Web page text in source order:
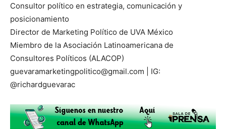
Consultor político en estrategia, comunicación y
posicionamiento
Director de Marketing Político de UVA México
Miembro de la Asociación Latinoamericana de
Consultores Políticos (ALACOP)
guevaramarketingpolitico@gmail.com | IG:
@richardguevarac